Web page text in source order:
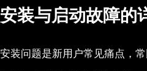
安装与启动故障的
安装问题是新用户常见痛点，常